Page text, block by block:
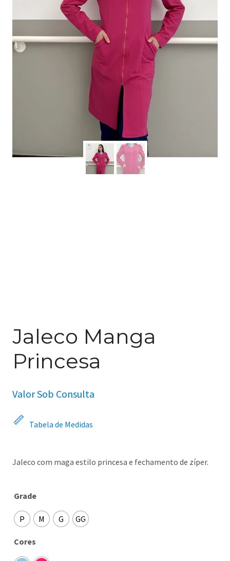
Jaleco Manga
Princesa
Valor Sob Consulta
Tabela de Medidas
Jaleco com maga estilo princesa e fechamento de zíper.
Grade
P M G GG
Cores